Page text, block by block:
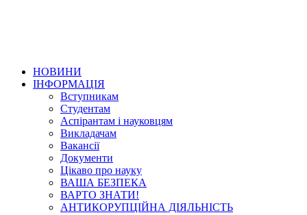
НОВИНИ
ІНФОРМАЦІЯ
Вступникам
Студентам
Аспірантам і науковцям
Викладачам
Вакансії
Документи
Цікаво про науку
ВАША БЕЗПЕКА
ВАРТО ЗНАТИ!
АНТИКОРУПЦІЙНА ДІЯЛЬНІСТЬ